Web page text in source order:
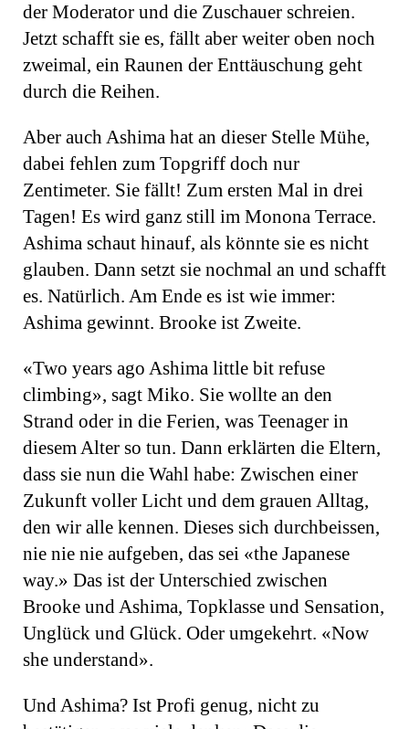
der Moderator und die Zuschauer schreien.
Jetzt schafft sie es, fällt aber weiter oben noch
zweimal, ein Raunen der Enttäuschung geht
durch die Reihen.
Aber auch Ashima hat an dieser Stelle Mühe,
dabei fehlen zum Topgriff doch nur
Zentimeter. Sie fällt! Zum ersten Mal in drei
Tagen! Es wird ganz still im Monona Terrace.
Ashima schaut hinauf, als könnte sie es nicht
glauben. Dann setzt sie nochmal an und schafft
es. Natürlich. Am Ende es ist wie immer:
Ashima gewinnt. Brooke ist Zweite.
«Two years ago Ashima little bit refuse
climbing», sagt Miko. Sie wollte an den
Strand oder in die Ferien, was Teenager in
diesem Alter so tun. Dann erklärten die Eltern,
dass sie nun die Wahl habe: Zwischen einer
Zukunft voller Licht und dem grauen Alltag,
den wir alle kennen. Dieses sich durchbeissen,
nie nie nie aufgeben, das sei «the Japanese
way.» Das ist der Unterschied zwischen
Brooke und Ashima, Topklasse und Sensation,
Unglück und Glück. Oder umgekehrt. «Now
she understand».
Und Ashima? Ist Profi genug, nicht zu